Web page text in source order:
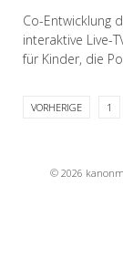
Co-Entwicklung
interaktive Live-
für Kinder, die
VORHERIGE 1
© 2026